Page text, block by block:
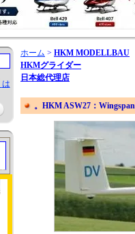
は
ホーム > HKM MODELLBAU
HKMグライダー
日本総代理店
。HKM ASW27：